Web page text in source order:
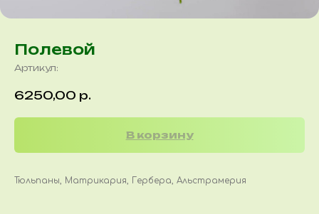
Полевой
Артикул:
6250,00 р.
В корзину
Тюльпаны, Матрикария, Гербера, Альстрамерия